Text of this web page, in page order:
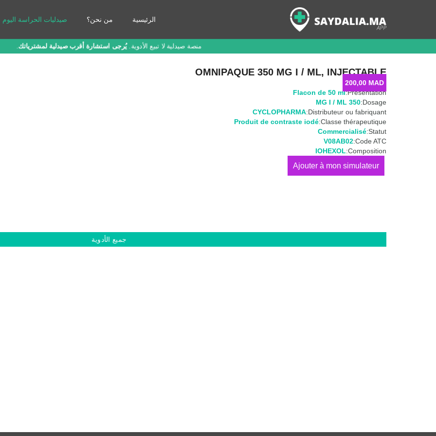
الرئيسية من نحن؟ صيدليات الحراسة اليوم
منصة صيدلية لا تبيع الأدوية.يُرجى استشارة أقرب صيدلية لمشترياتك.
OMNIPAQUE 350 MG I / ML, INJECTABLE
200,00 MAD
Présentation:
Flacon de 50 ml
Dosage:
350 MG I / ML
Distributeur ou fabriquant:
CYCLOPHARMA
Classe thérapeutique:
Produit de contraste iodé
Statut:
Commercialisé
Code ATC:
V08AB02
Composition:
IOHEXOL
كمية
جميع الأدوية